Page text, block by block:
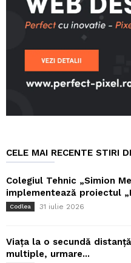
CELE MAI RECENTE STIRI
Colegiul Tehnic „Simion
implementează proiectul
Codlea 31 iulie 2026
Viața la o secundă
multiple, urmare...